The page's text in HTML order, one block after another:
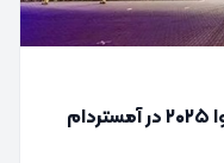
نمایشگاه بین‌المللی کترینگ هورکاوا ۲۰۲۵ در آمستردام